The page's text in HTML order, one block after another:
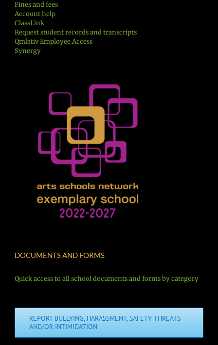
Fines and fees
Account help
ClassLink
Request student records and transcripts
Qmlativ Employee Access
Synergy
DOCUMENTS AND FORMS
Quick access to all school documents and forms by category
REPORT BULLYING, HARASSMENT, SAFETY THREATS
AND/OR INTIMIDATION